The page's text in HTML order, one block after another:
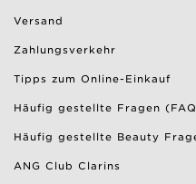
Versand
Zahlungsverkehr
Tipps zum Online-Einkauf
Häufig gestellte Fragen
Häufig gestellte Beauty
ANG Club Clarins